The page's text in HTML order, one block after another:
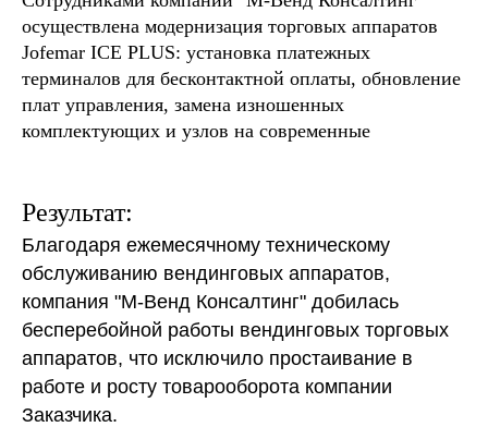
осуществлена модернизация торговых аппаратов
Jofemar ICE PLUS: установка платежных
терминалов для бесконтактной оплаты, обновление
плат управления, замена изношенных
комплектующих и узлов на современные
Результат:
Благодаря ежемесячному техническому
обслуживанию вендинговых аппаратов,
компания "М-Венд Консалтинг" добилась
бесперебойной работы вендинговых торговых
аппаратов, что исключило простаивание в
работе и росту товарооборота компании
Заказчика.